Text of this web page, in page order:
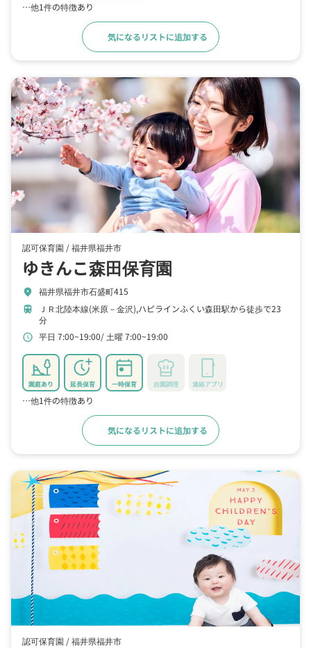
…他1件の特徴あり
気になるリストに追加する
認可保育園 /福井県福井市
ゆきんこ森田保育園
location_on 福井県福井市石盛町415
train
ＪＲ北陸本線(米原－金沢),ハピラインふくい森田駅から徒歩で23
分
schedule 平日 7:00~19:00 土曜 7:00~19:00
園庭あり 延長保育 一時保育 自園調理 連絡アプリ
…他1件の特徴あり
気になるリストに追加する
認可保育園 /福井県福井市